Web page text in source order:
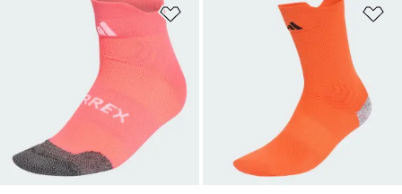
Zur Wunschliste hinzufügen